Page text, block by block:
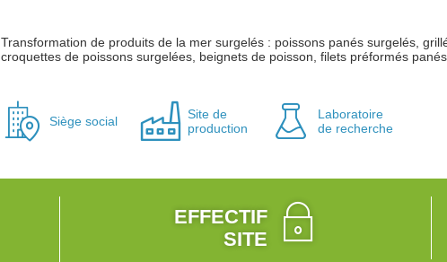
Transformation de produits de la mer surgelés : poissons panés surgelés,
croquettes de poissons surgelées, beignets de poisson, filets préformés
Siège social
Site de
production
Laboratoire
de recherche
EFFECTIF
SITE